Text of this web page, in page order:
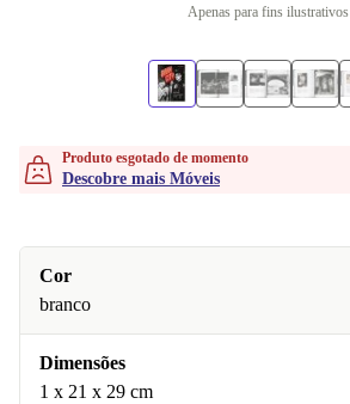
Apenas para fins ilustrativos
Produto esgotado de momento
Descobre mais Móveis
Cor
branco
Dimensões
1 x 21 x 29 cm